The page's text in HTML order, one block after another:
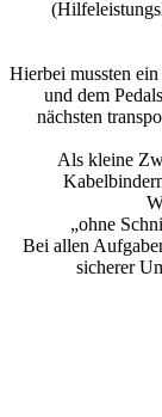
Hierbei mussten
und dem
nächsten
Als kleine
„ohne
Bei allen
sicherer